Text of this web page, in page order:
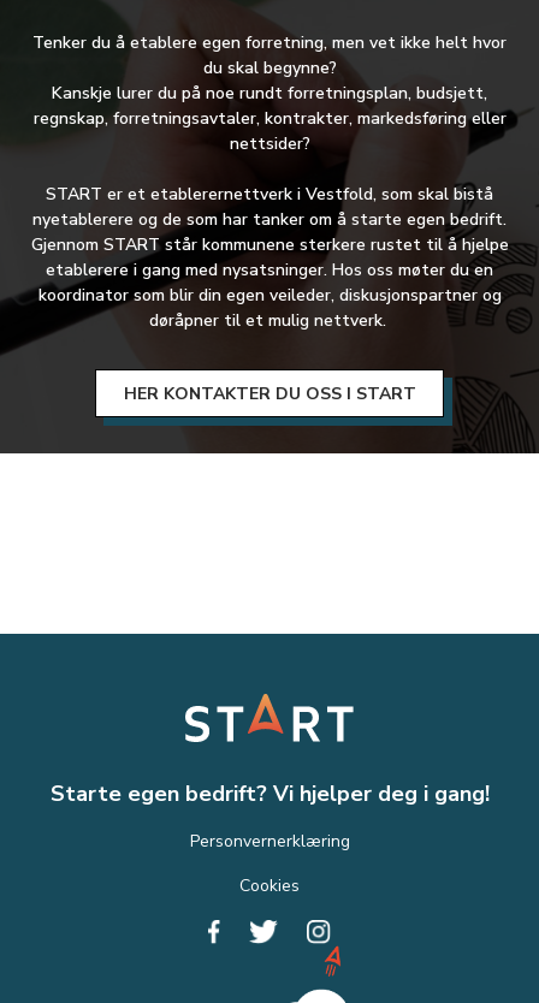
Tenker du å etablere egen forretning, men vet ikke helt hvor
du skal begynne?
Kanskje lurer du på noe rundt forretningsplan, budsjett,
regnskap, forretningsavtaler, kontrakter, markedsføring eller
nettsider?
START er et etablerernettverk i Vestfold, som skal bistå
nyetablerere og de som har tanker om å starte egen bedrift.
Gjennom START står kommunene sterkere rustet til å hjelpe
etablerere i gang med nysatsninger. Hos oss møter du en
koordinator som blir din egen veileder, diskusjonspartner og
døråpner til et mulig nettverk.
HER KONTAKTER DU OSS I START
Starte egen bedrift? Vi hjelper deg i gang!
Personvernerklæring
Cookies